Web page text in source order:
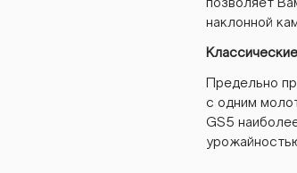
позволяет
наклонной
Предельно
c одним
GS5